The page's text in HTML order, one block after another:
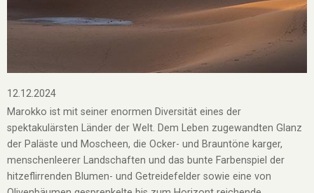
12.12.2024
Marokko ist mit seiner enormen Diversität eines der
spektakulärsten Länder der Welt. Dem Leben zugewandten Glanz
der Paläste und Moscheen, die Ocker- und Brauntöne karger,
menschenleerer Landschaften und das bunte Farbenspiel der
hitzeflirrenden Blumen- und Getreidefelder sowie eine von